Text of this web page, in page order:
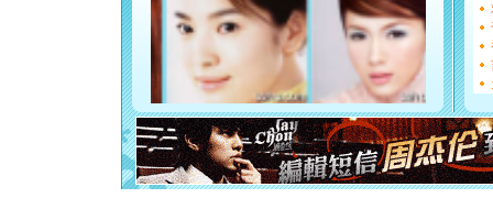
如意,快
[元旦]
看
断电。
你是我
[元旦]
如
起；二
离。水晶
[元旦]当
泣，这痛
卖了。水